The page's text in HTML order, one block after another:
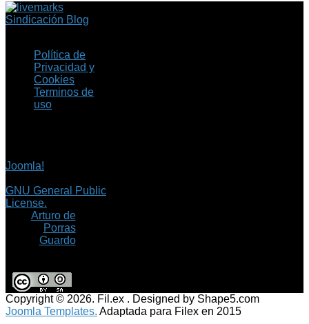
Sindicación Blog
Política de
Privacidad y
Cookies
Terminos de
uso
Joomla!
GNU General Public
License.
Arturo de
Porras
Guardo
Copyright © 2026. Fil.ex . Designed by Shape5.com
Joomla Templates. Adaptada para Filex en 2015